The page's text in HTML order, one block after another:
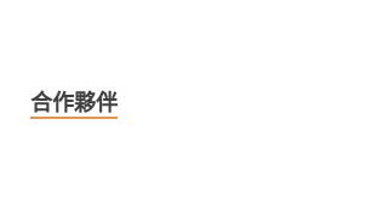
合作夥伴